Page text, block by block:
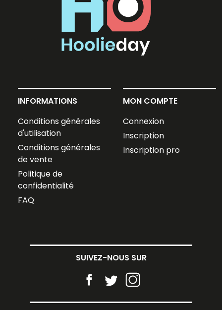
INFORMATIONS
Conditions générales
d'utilisation
Conditions générales
de vente
Politique de
confidentialité
FAQ
MON COMPTE
Connexion
Inscription
Inscription pro
SUIVEZ-NOUS SUR